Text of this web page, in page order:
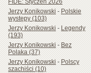
FIDE: Styczeń 2026
Jerzy Konikowski-Polskie
występy (103)
Jerzy Konikowski-Legendy
(193)
Jerzy Konikowski-Bez
Polaka (37)
Jerzy Konikowski-Polscy
szachiści (10)